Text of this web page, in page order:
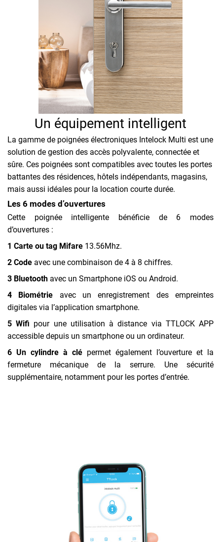
Un équipement intelligent
La gamme de poignées électroniques Intelock Multi est une
solution de gestion des accès polyvalente, connectée et
sûre. Ces poignées sont compatibles avec toutes les portes
battantes des résidences, hôtels indépendants, magasins,
mais aussi idéales pour la location courte durée.
Les 6 modes d’ouvertures
Cette poignée intelligente bénéficie de 6 modes
d’ouvertures :
1 Carte ou tag Mifare 13.56Mhz.
2 Code avec une combinaison de 4 à 8 chiffres.
3 Bluetooth avec un Smartphone iOS ou Android.
4 Biométrie avec un enregistrement des empreintes
digitales via l’application smartphone.
5 Wifi pour une utilisation à distance via TTLOCK APP
accessible depuis un smartphone ou un ordinateur.
6 Un cylindre à clé permet également l’ouverture et la
fermeture mécanique de la serrure. Une sécurité
supplémentaire, notamment pour les portes d’entrée.